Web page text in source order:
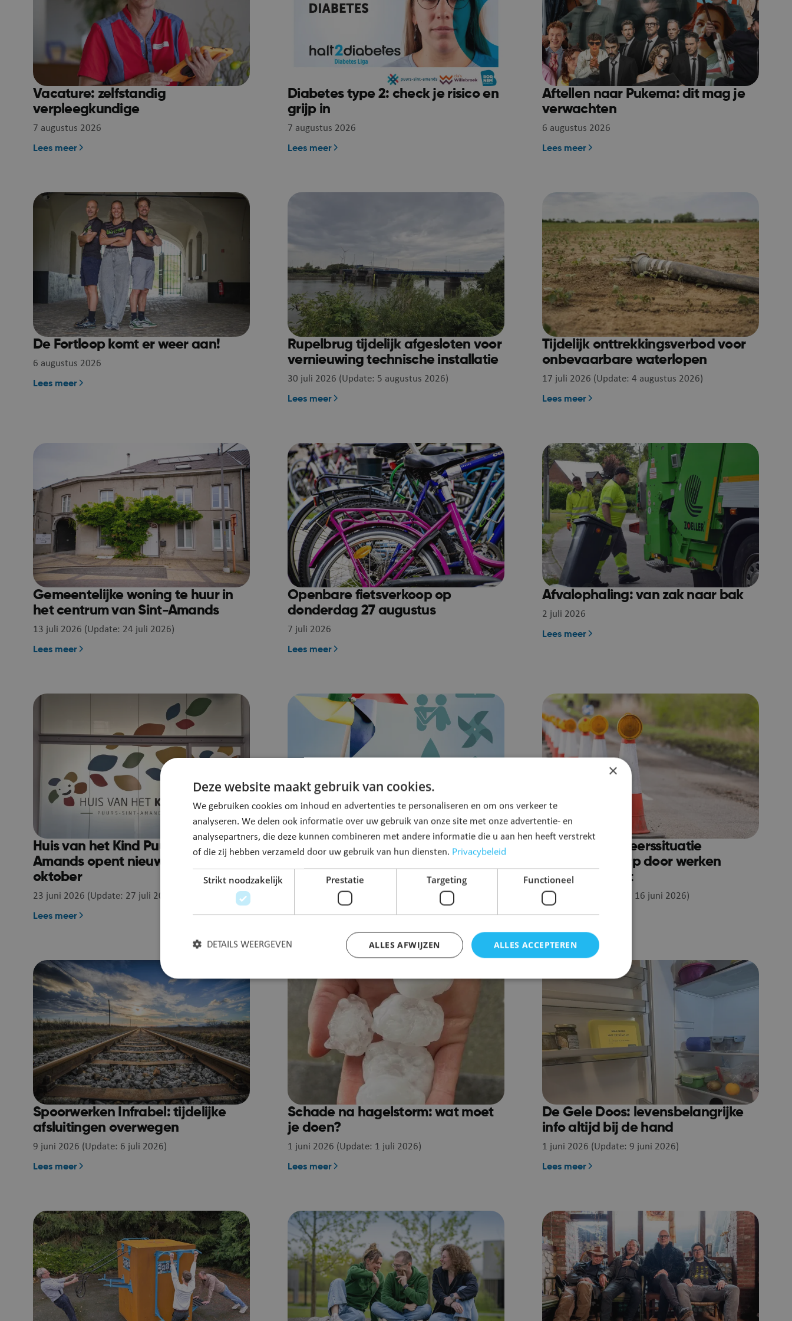
Vacature: zelfstandig
verpleegkundige
7 augustus 2026
Lees meer
Diabetes type 2: check je risico en
grijp in
7 augustus 2026
Lees meer
Aftellen naar Pukema: dit mag je
verwachten
6 augustus 2026
Lees meer
De Fortloop komt er weer aan!
6 augustus 2026
Lees meer
Rupelbrug tijdelijk afgesloten voor
vernieuwing technische installatie
30 juli 2026 (Update: 5 augustus 2026)
Lees meer
Tijdelijk onttrekkingsverbod voor
onbevaarbare waterlopen
17 juli 2026 (Update: 4 augustus 2026)
Lees meer
Gemeentelijke woning te huur in
het centrum van Sint-Amands
13 juli 2026 (Update: 24 juli 2026)
Lees meer
Openbare fietsverkoop op
donderdag 27 augustus
7 juli 2026
Lees meer
Afvalophaling: van zak naar bak
2 juli 2026
Lees meer
Huis van het Kind Puurs-Sint-
Amands opent nieuwe thuis in
oktober
23 juni 2026 (Update: 27 juli 2026)
Lees meer
Geniet van de zon, maar zorg
goed voor jezelf
31 juli 2026
Bijsturing verkeerssituatie
Ruisbroek-Dorp door werken
Ooievaarsnest
12 juni 2026 (Update: 16 juni 2026)
Lees meer
Spoorwerken Infrabel: tijdelijke
afsluitingen overwegen
9 juni 2026 (Update: 6 juli 2026)
Lees meer
Schade na hagelstorm: wat moet
je doen?
1 juni 2026 (Update: 1 juli 2026)
Lees meer
De Gele Doos: levensbelangrijke
info altijd bij de hand
1 juni 2026 (Update: 9 juni 2026)
Lees meer
×
Deze website maakt gebruik van cookies.
We gebruiken cookies om inhoud en advertenties te personaliseren en om ons verkeer te
analyseren. We delen ook informatie over uw gebruik van onze site met onze advertentie- en
analysepartners, die deze kunnen combineren met andere informatie die u aan hen heeft verstrekt
of die zij hebben verzameld door uw gebruik van hun diensten. Privacybeleid
Strikt noodzakelijk Prestatie Targeting Functioneel
ALLES ACCEPTEREN
ALLES AFWIJZEN
DETAILS WEERGEVEN
Strikt noodzakelijk Prestatie Targeting
Strikt noodzakelijke cookies maken de kernfunctionaliteiten van de website mogelijk, zoals gebruikersaanmelding en
accountbeheer. De website kan niet goed worden gebruikt zonder de strikt noodzakelijke cookies.
Naam
Aanbieder/
JSESSIONID
Oracle Corporation
puurs-sint-amands-
echo.cipalschaubroeck.be
Platformsessiecookie voor
algemeen gebruik, gebruikt door
sites die zijn geschreven in JSP.
Meestal gebruikt om een anonieme
gebruikerssessie door de server te
zijn gebouwd met ASP.NET MVC-
technologieën. Het is ontworpen
om het ongeautoriseerd plaatsen
van inhoud op een website te
stoppen, ook wel Cross-Site
Request Forgery genoemd. Het
bevat geen informatie over de
gebruiker en wordt vernietigd bij
Google Privacy Policy